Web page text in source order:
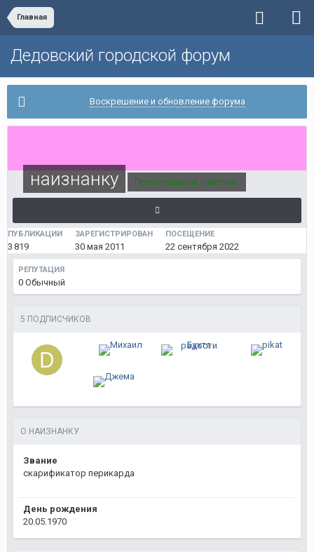
Главная
Дедовский городской форум
Воскрешение и обновление форума
наизнанку Полноправный участник
ПУБЛИКАЦИИ
3 819
ЗАРЕГИСТРИРОВАН
30 мая 2011
ПОСЕЩЕНИЕ
22 сентября 2022
РЕПУТАЦИЯ
0 Обычный
5 ПОДПИСЧИКОВ
О НАИЗНАНКУ
Звание
скарификатор перикарда
День рождения
20.05.1970